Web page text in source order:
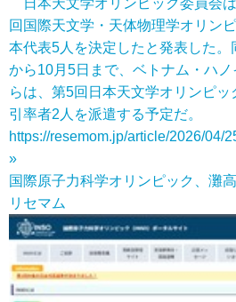
日本天文学オリンピック委員会
回国際天文学・天体物理学オリン
本代表5人を決定したと発表した。
から10月5日まで、ベトナム・ハ
らは、第5回日本天文学オリンピッ
引率者2人を派遣する予定だ。
https://resemom.jp/article/2026/04/
»
国際原子力科学オリンピック、灘
リセマム